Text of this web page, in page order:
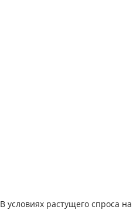
В условиях растущего спроса